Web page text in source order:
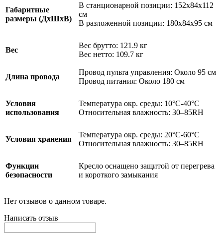
Габаритные
размеры (ДxШxВ)
В станционарной позиции: 152x84x112
см
В разложенной позиции: 180x84x95 см
Вес
Вес брутто: 121.9 кг
Вес нетто: 109.7 кг
Длина провода
Провод пульта управления: Около 95 см
Провод питания: Около 180 см
Условия
использования
Температура окр. среды: 10°C-40°C
Относительная влажность: 30–85RH
Условия хранения
Температура окр. среды: 20°C-60°C
Относительная влажность: 30–85RH
Функции
безопасности
Кресло оснащено защитой от перегрева
и короткого замыкания
Нет отзывов о данном товаре.
Написать отзыв